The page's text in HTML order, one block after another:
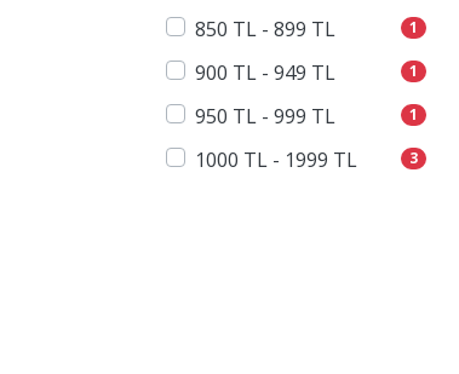
850 TL - 899 TL 1
900 TL - 949 TL 1
950 TL - 999 TL 1
1000 TL - 1999 TL 3